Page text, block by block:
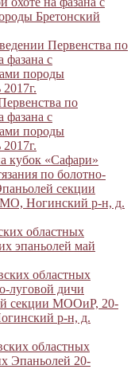
Бретонский
Первенства по
фазана с
породы
по
фазана с
породы
кубок «Сафари»
по болотно-
секции
Ногинский р-н, д.
областных
эпаньолей май
областных
луговой дичи
секции МООиР, 20-
р-н, д.
областных
Эпаньолей 20-